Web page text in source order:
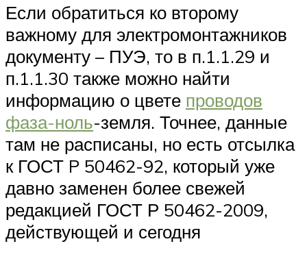
Если обратиться ко второму
важному для электромонтажников
документу – ПУЭ, то в п.1.1.29 и
п.1.1.30 также можно найти
информацию о цвете проводов
фаза-ноль-земля. Точнее, данные
там не расписаны, но есть отсылка
к ГОСТ P 50462-92, который уже
давно заменен более свежей
редакцией ГОСТ Р 50462-2009,
действующей и сегодня